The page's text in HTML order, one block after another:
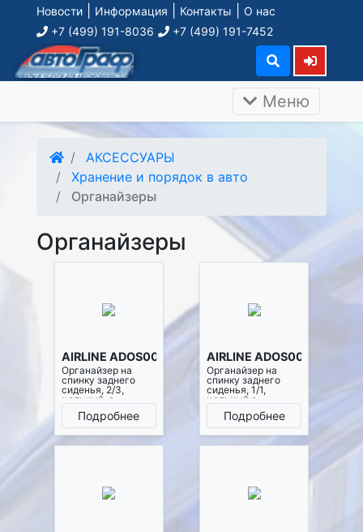
Новости Информация Контакты
О нас
+7 (499) 191-8036
+7 (499) 191-7452
Меню
АКСЕССУАРЫ
Хранение и порядок в авто
Органайзеры
Органайзеры
AIRLINE ADOS001
Органайзер на
спинку заднего
сиденья, 2/3,
цельный, с
карманами, цвет
черный (ADOS001)
Подробнее
AIRLINE ADOS002
Органайзер на
спинку заднего
сиденья, 1/1,
цельный с
карманами, цвет
черный (ADOS002)
Подробнее